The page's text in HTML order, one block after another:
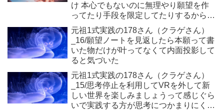
け 本心でもないのに無理やり願望を作
ってたり手段を限定してたりするからそ
れが消えれば叶う
元祖1式実践の178さん（クラゲさん）
_16/願望ノートを見返したら本願って書
いた物だけが叶ってなくて内面投影して
ると気づいた
元祖1式実践の178さん（クラゲさん）
_15/思考停止を利用してVRを外して新
しい世界を楽しみましょうって感じぐら
いで実践する方が思考につかまりにくい